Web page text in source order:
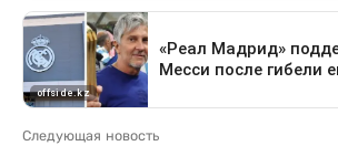
Следующая новость